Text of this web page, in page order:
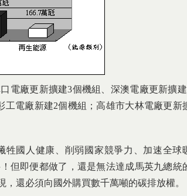
電廠更新擴建3個機組、深澳電廠更新擴
電廠新建2個機組；高雄市大林電廠更新
國人健康、削弱國家競爭力、加速全球
但即便都做了，還是無法達成馬英九總統
還必須向國外購買數千萬噸的碳排放權。